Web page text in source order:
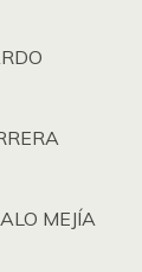
MEJÍA